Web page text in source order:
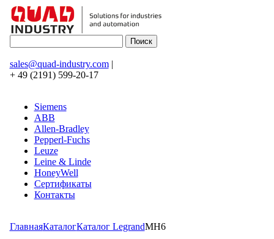
sales@quad-industry.com|
+ 49 (2191) 599-20-17
Siemens
ABB
Allen-Bradley
Pepperl-Fuchs
Leuze
Leine & Linde
HoneyWell
Сертификаты
Контакты
ГлавнаяКаталогКаталог LegrandMH6